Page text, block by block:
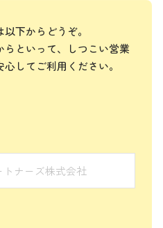
下からどうぞ。
といって、しつこい営業
してご利用ください。